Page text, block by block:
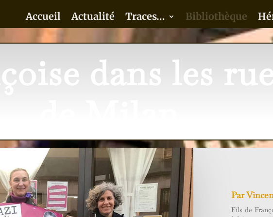
Accueil Actualité Traces… Bibliothèque
dans les
Par
Fils de